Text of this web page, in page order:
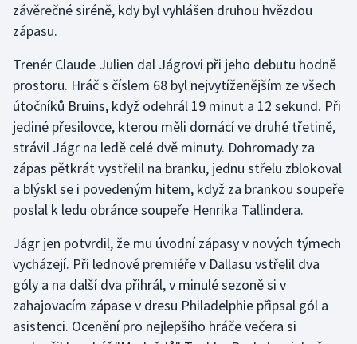
Lezení
Lyže a snowboard
Moderní pětiboj
Motorsport
Olympijské hry
Parasport
Plavání
Plážový volejbal
Ragby
závěrečné siréně, kdy byl vyhlášen druhou hvězdou
zápasu.
Trenér Claude Julien dal Jágrovi při jeho debutu hodně
prostoru. Hráč s číslem 68 byl nejvytíženějším ze všech
útočníků Bruins, když odehrál 19 minut a 12 sekund. Při
jediné přesilovce, kterou měli domácí ve druhé třetině,
strávil Jágr na ledě celé dvě minuty. Dohromady za
zápas pětkrát vystřelil na branku, jednu střelu zblokoval
a blýskl se i povedeným hitem, když za brankou soupeře
poslal k ledu obránce soupeře Henrika Tallindera.
Jágr jen potvrdil, že mu úvodní zápasy v nových týmech
vycházejí. Při lednové premiéře v Dallasu vstřelil dva
góly a na další dva přihrál, v minulé sezoně si v
zahajovacím zápase v dresu Philadelphie připsal gól a
asistenci. Ocenění pro nejlepšího hráče večera si